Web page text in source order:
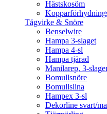
Hästskosöm
Tågvirke & Snöre
Benselwire
Hampa 3-slaget
Hampa 4-sl
Hampa tjärad
Manilarep, 3-
Bomullsnöre
Bomullslina
Hampex 3-sl
Dekorline svart/